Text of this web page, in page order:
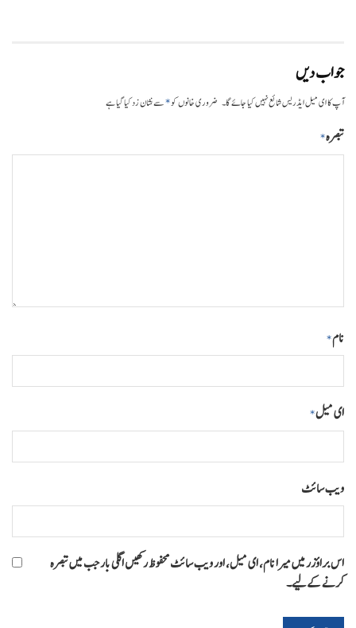
جواب دیں
آپ کا ای میل ایڈریس شائع نہیں کیا جائے گا۔ ضروری خانوں کو*سے نشان زد کیا گیا ہے
تبصرہ*
نام*
ای میل*
ویب‌ سائٹ
اس براؤزر میں میرا نام، ای میل، اور ویب سائٹ محفوظ رکھیں اگلی بار جب میں تبصرہ
کرنے کےلیے۔